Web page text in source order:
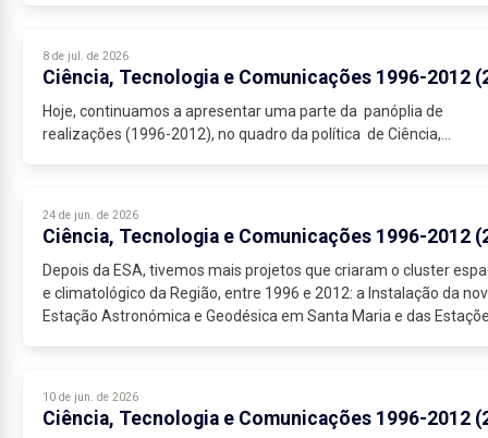
8 de jul. de 2026
Ciência, Tecnologia e Comunicações 1996-2012
Hoje, continuamos a apresentar uma parte da panóplia de
realizações (1996-2012), no quadro da política de Ciência,...
24 de jun. de 2026
Ciência, Tecnologia e Comunicações 1996-2012
Depois da ESA, tivemos mais projetos que criaram o cluster
e climatológico da Região, entre 1996 e 2012: a Instalação da
Estação Astronómica e Geodésica em Santa Maria e das
10 de jun. de 2026
Ciência, Tecnologia e Comunicações 1996-2012